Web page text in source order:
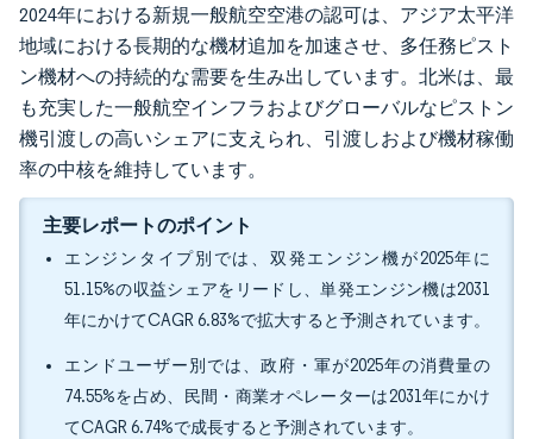
2024年における新規一般航空空港の認可は、アジア太平洋
地域における長期的な機材追加を加速させ、多任務ピスト
ン機材への持続的な需要を生み出しています。北米は、最
も充実した一般航空インフラおよびグローバルなピストン
機引渡しの高いシェアに支えられ、引渡しおよび機材稼働
率の中核を維持しています。
主要レポートのポイント
エンジンタイプ別では、双発エンジン機が2025年に
51.15%の収益シェアをリードし、単発エンジン機は2031
年にかけてCAGR 6.83%で拡大すると予測されています。
エンドユーザー別では、政府・軍が2025年の消費量の
74.55%を占め、民間・商業オペレーターは2031年にかけ
てCAGR 6.74%で成長すると予測されています。